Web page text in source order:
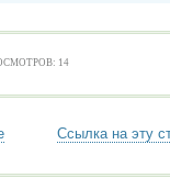
14
Ссылка на эту